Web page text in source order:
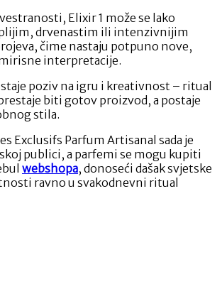
Elixir 1 može se lako
drvenastim ili intenzivnijim
čime nastaju potpuno nove,
interpretacije.
poziv na igru i kreativnost – ritual
biti gotov proizvod, a postaje
stila.
Exclusifs Parfum Artisanal sada je
publici, a parfemi se mogu kupiti
webshopa, donoseći dašak svjetske
ravno u svakodnevni ritual